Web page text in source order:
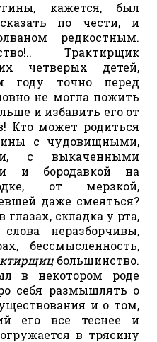
кажется, был
по чести, и
редкостным.
Трактирщик
четверых детей,
точно перед
не могла пожить
и избавить его от
Кто может родиться
с чудовищными,
с выкаченными
и бородавкой на
от мерзкой,
даже смеяться?
складка у рта,
неразборчивы,
бессмысленность,
большинство.
в некотором роде
себя размышлять о
и о том,
его все теснее и
в трясину